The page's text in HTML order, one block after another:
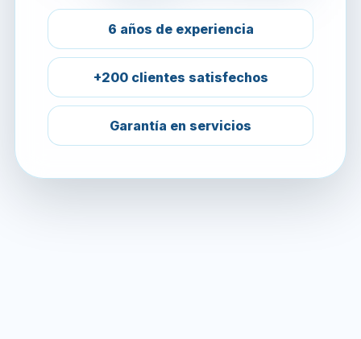
6 años de experiencia
+200 clientes satisfechos
Garantía en servicios